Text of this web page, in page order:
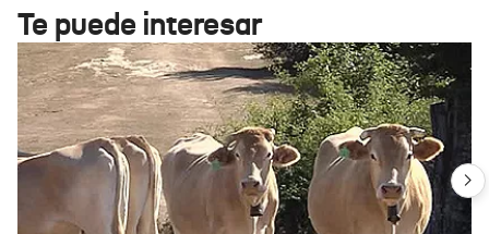
Te puede interesar